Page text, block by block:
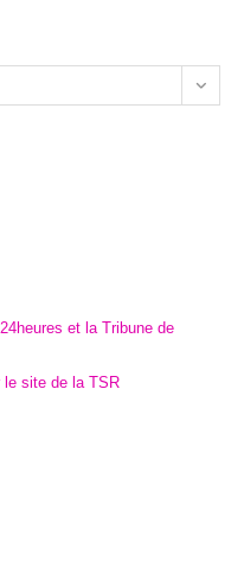
et la Tribune de
le site de la TSR